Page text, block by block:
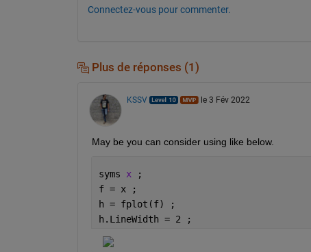
Connectez-vous pour commenter.
Plus de réponses (1)
KSSV le 3 Fév 2022
May be you can consider using like below.
syms x
;
f = x ;
h = fplot(f) ;
h.LineWidth = 2 ;